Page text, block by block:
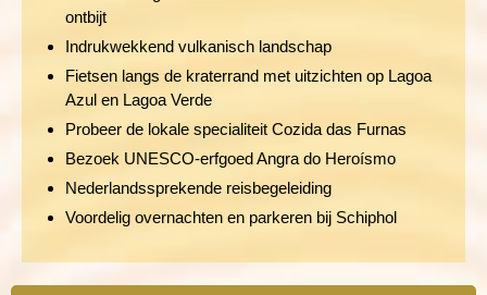
ontbijt
Indrukwekkend vulkanisch landschap
Fietsen langs de kraterrand met uitzichten op Lagoa
Azul en Lagoa Verde
Probeer de lokale specialiteit Cozida das Furnas
Bezoek UNESCO-erfgoed Angra do Heroísmo
Nederlandssprekende reisbegeleiding
Voordelig overnachten en parkeren bij Schiphol